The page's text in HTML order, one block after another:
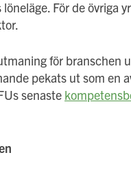
För de övriga
för branschen
pekats ut som en
senaste